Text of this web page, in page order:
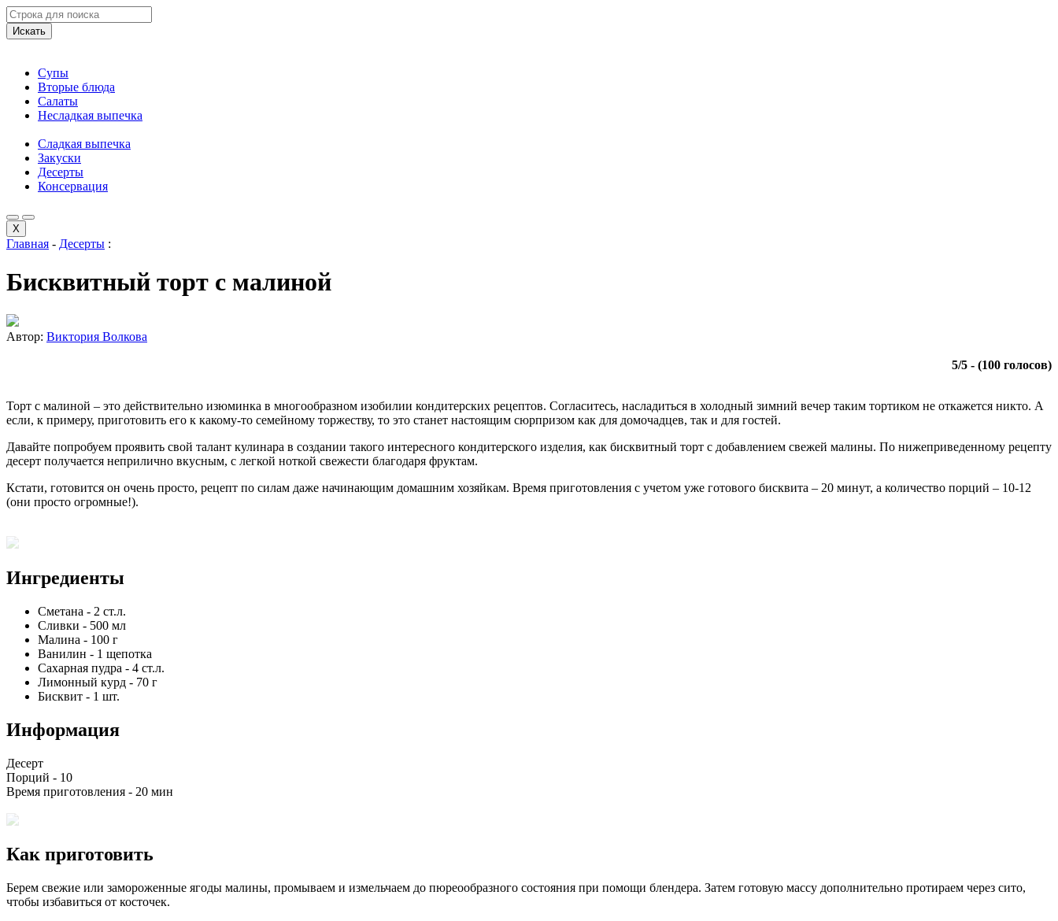
Искать
Супы
Вторые блюда
Салаты
Несладкая выпечка
Сладкая выпечка
Закуски
Десерты
Консервация
X
Главная - Десерты :
Бисквитный торт с малиной
Автор: Виктория Волкова
5/5 - (100 голосов)
Торт с малиной – это действительно изюминка в многообразном изобилии кондитерских рецептов. Согласитесь, насладиться в холодный зимний вечер таким тортиком не откажется никто. А
если, к примеру, приготовить его к какому-то семейному торжеству, то это станет настоящим сюрпризом как для домочадцев, так и для гостей.
Давайте попробуем проявить свой талант кулинара в создании такого интересного кондитерского изделия, как бисквитный торт с добавлением свежей малины. По нижеприведенному рецепту
десерт получается неприлично вкусным, с легкой ноткой свежести благодаря фруктам.
Кстати, готовится он очень просто, рецепт по силам даже начинающим домашним хозяйкам. Время приготовления с учетом уже готового бисквита – 20 минут, а количество порций – 10-12
(они просто огромные!).
Ингредиенты
Сметана - 2 ст.л.
Сливки - 500 мл
Малина - 100 г
Ванилин - 1 щепотка
Сахарная пудра - 4 ст.л.
Лимонный курд - 70 г
Бисквит - 1 шт.
Информация
Десерт
Порций - 10
Время приготовления - 20 мин
Как приготовить
Берем свежие или замороженные ягоды малины, промываем и измельчаем до пюреообразного состояния при помощи блендера. Затем готовую массу дополнительно протираем через сито,
чтобы избавиться от косточек.